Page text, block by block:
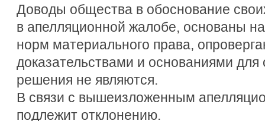
Доводы общества в обоснование
в апелляционной жалобе, основаны
норм материального права,
доказательствами и основаниями
решения не являются.
В связи с вышеизложенным
подлежит отклонению.